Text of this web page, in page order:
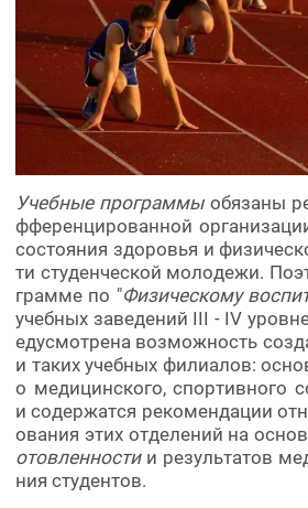
Учебные программыобязаны
фференцированной
состояния здоровья и
ти студенческой молодежи.
грамме по "Физическому
учебных заведений III - IV
едусмотрена возможность
и таких учебных филиалов:
о медицинского, спортивного
и содержатся рекомендации
ования этих отделений на
отовленностии результатов
ния студентов.